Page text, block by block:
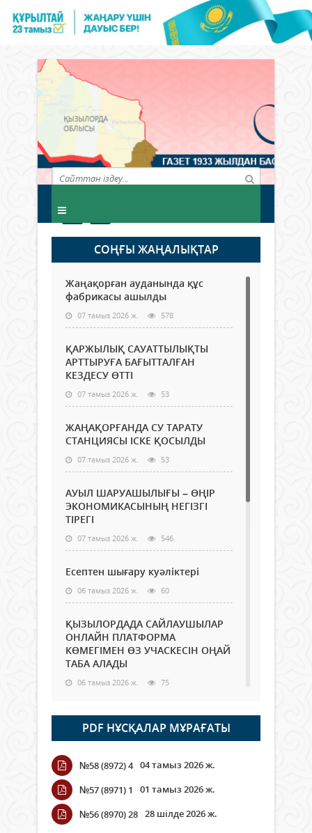
СОҢҒЫ ЖАҢАЛЫҚТАР
Жаңақорған ауданында құс
фабрикасы ашылды
07 тамыз 2026 ж. 578
ҚАРЖЫЛЫҚ САУАТТЫЛЫҚТЫ
АРТТЫРУҒА БАҒЫТТАЛҒАН
КЕЗДЕСУ ӨТТІ
07 тамыз 2026 ж. 53
ЖАҢАҚОРҒАНДА СУ ТАРАТУ
СТАНЦИЯСЫ ІСКЕ ҚОСЫЛДЫ
07 тамыз 2026 ж. 53
АУЫЛ ШАРУАШЫЛЫҒЫ – ӨҢІР
ЭКОНОМИКАСЫНЫҢ НЕГІЗГІ
ТІРЕГІ
07 тамыз 2026 ж. 546
Есептен шығару куәліктері
06 тамыз 2026 ж. 60
ҚЫЗЫЛОРДАДА САЙЛАУШЫЛАР
ОНЛАЙН ПЛАТФОРМА
КӨМЕГІМЕН ӨЗ УЧАСКЕСІН ОҢАЙ
ТАБА АЛАДЫ
06 тамыз 2026 ж. 75
Open Air: Қызылорда облысы
полиция департаменті 20
мыңнан астам көрерменнің
қауіпсіздігін қамтамасыз етті
06 тамыз 2026 ж.
Wi-Fi ҚАБЫРҒА АРҚЫЛЫ ҚАЛАЙ
ӨТЕДІ?
PDF НҰСҚАЛАР МҰРАҒАТЫ
№58 (8972) 4 04 тамыз 2026 ж.
№57 (8971) 1
01 тамыз 2026 ж.
№56 (8970) 28 28 шілде 2026 ж.